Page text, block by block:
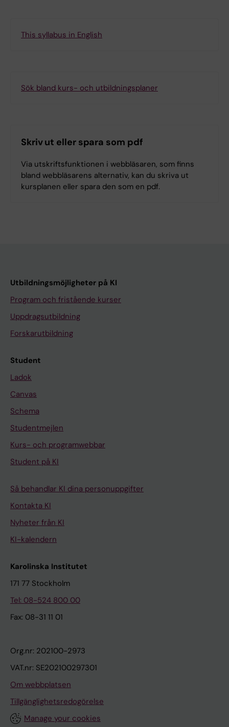
This syllabus in English
Sök bland kurs- och utbildningsplaner
Skriv ut eller spara som pdf
Via utskriftsfunktionen i webbläsaren, som finns
bland webbläsarens alternativ, kan du skriva ut
kursplanen eller spara den som en pdf.
Utbildningsmöjligheter på KI
Program och fristående kurser
Uppdragsutbildning
Forskarutbildning
Student
Ladok
Canvas
Schema
Studentmejlen
Kurs- och programwebbar
Student på KI
Så behandlar KI dina personuppgifter
Kontakta KI
Nyheter från KI
KI-kalendern
Karolinska Institutet
171 77 Stockholm
Tel: 08-524 800 00
Fax: 08-31 11 01
Org.nr: 202100-2973
VAT.nr: SE202100297301
Om webbplatsen
Tillgänglighetsredogörelse
Manage your cookies